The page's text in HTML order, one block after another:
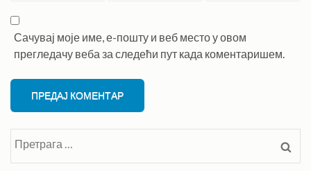
Сачувај моје име, е-пошту и веб место у овом
прегледачу веба за следећи пут када коментаришем.